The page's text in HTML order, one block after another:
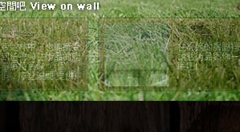
紅磚
紅磚牆的原始感，配
上工業風傢俱。(場
景：摩登波麗 提供)
簡單
一張簡單的椅
幅不簡單的畫
子：摩登波麗